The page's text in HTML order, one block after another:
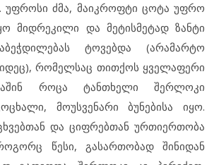
უფროსი ძმა, მაიკროფტი ცოტა უფრო
მიდრეკილი და მეტისმეტად ზანტი
ტოვებდა (არამარტო
რომელსაც თითქოს ყველაფერი
როცა ტანთხელი შერლოკი
მოუსვენარი ბუნებისა იყო.
და ციფრებთან ურთიერთობა
წესი, გასართობად შინიდან